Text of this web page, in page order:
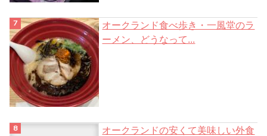
オークランド食べ歩き・一風堂のラ
ーメン、どうなって...
オークランドの安くて美味しい外食